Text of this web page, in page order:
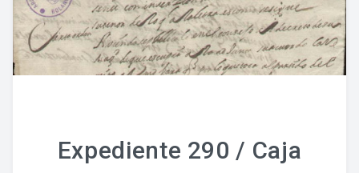
Expediente 290 / Caja